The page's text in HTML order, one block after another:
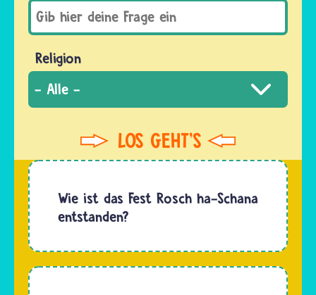
Religion
Wie ist das Fest Rosch ha-Schana
entstanden?